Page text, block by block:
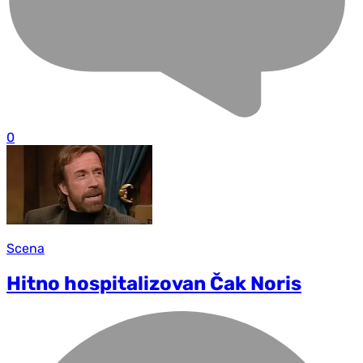
0
Scena
Hitno hospitalizovan Čak Noris